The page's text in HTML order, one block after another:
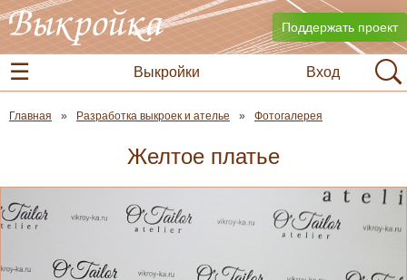
Поддержать проект
Вход
Выкройки
Главная Разработка выкроек и ателье Фотогалерея
Желтое платье